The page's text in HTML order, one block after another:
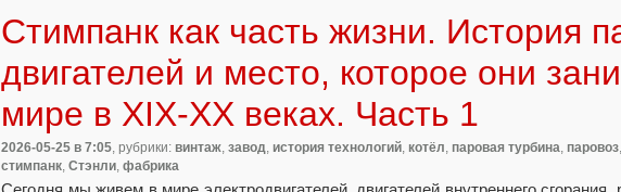
Стимпанк как часть жизни. История
двигателей и место, которое они
мире в XIX-XX веках. Часть 1
2026-05-25 в 7:05 , рубрики: винтаж завод история технологий котёл паровая турбина паровоз
стимпанк Стэнли фабрика